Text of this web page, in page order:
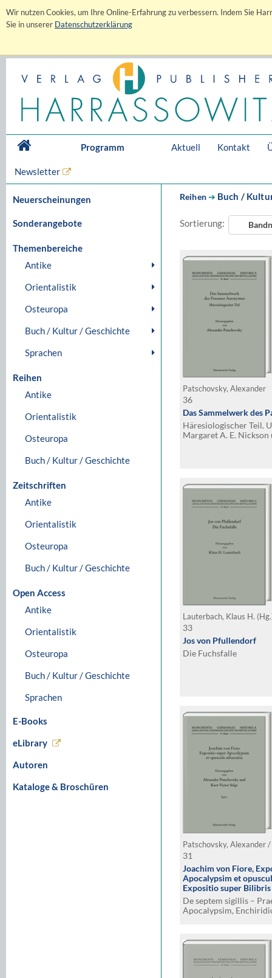
Wir nutzen Cookies, um Ihre Online-Erfahrung zu verbessern. Indem Sie
Sie in unserer Datenschutzerklärung
Programm Aktuell Kontakt
Newsletter
Neuerscheinungen
Sonderangebote
Themenbereiche
Antike
Orientalistik
Osteuropa
Buch / Kultur / Geschichte
Sprachen
Reihen
Antike
Orientalistik
Osteuropa
Buch / Kultur / Geschichte
Zeitschriften
Antike
Orientalistik
Osteuropa
Buch / Kultur / Geschichte
Open Access
Antike
Orientalistik
Osteuropa
Buch / Kultur / Geschichte
Sprachen
E-Books
eLibrary
Autoren
Kataloge & Broschüren
Reihen➔ Buch /
Sortierung:
Patschovsky, Alexander
36
Das Sammelwerk des
Häresiologischer Teil.
Margaret A. E.
Lauterbach, Klaus H.
33
Jos von Pfullendorf
Die Fuchsfalle
Patschovsky, Alexander
31
Joachim von Fiore,
Apocalypsim et
Expositio super
De septem sigillis –
Apocalypsim,